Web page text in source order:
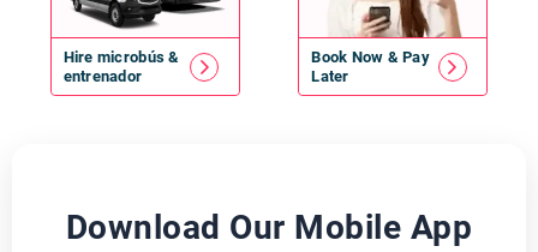
Hire microbús &
entrenador
Book Now & Pay
Later
Download Our Mobile App